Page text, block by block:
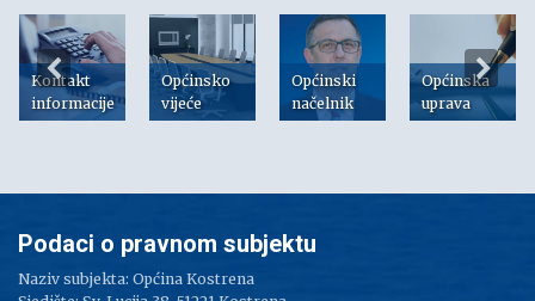
Kontakt
informacije
Općinsko
vijeće
Općinski
načelnik
Općinska
uprava
Podaci o pravnom subjektu
Naziv subjekta: Općina Kostrena